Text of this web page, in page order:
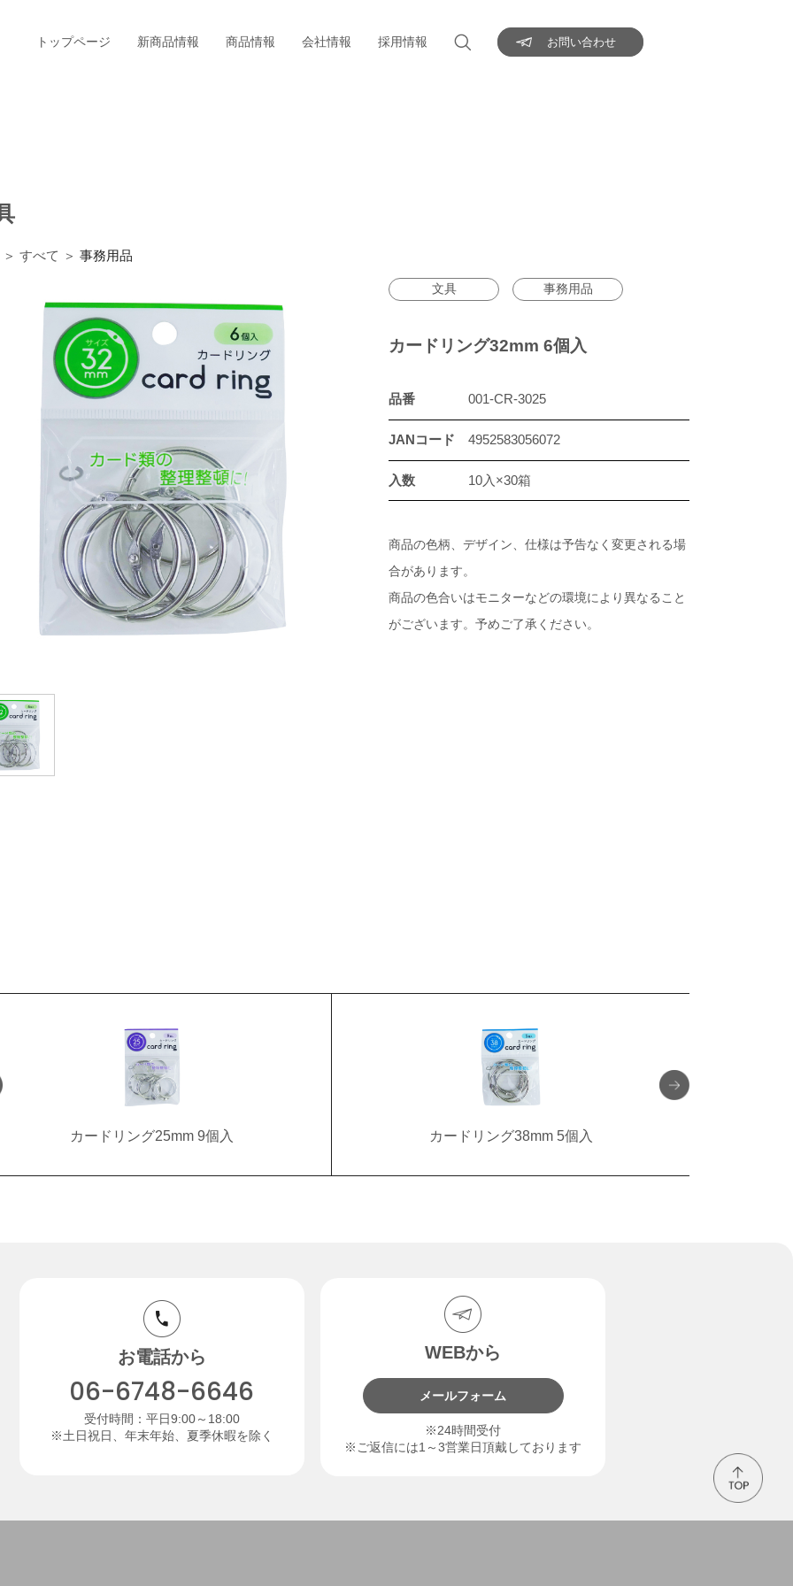
トップページ 新商品情報 商品情報 会社情報 採用情報 お問い合わせ
＞ すべて ＞ 事務用品
文具 事務用品
カードリング32mm 6個入
品番 001-CR-3025
JANコード 4952583056072
入数 10入×30箱
商品の色柄、デザイン、仕様は予告なく変更される場
合があります。
商品の色合いはモニターなどの環境により異なること
がございます。予めご了承ください。
カードリング25mm 9個入 カードリング38mm 5個入
お電話から
06-6748-6646
受付時間：平日9:00～18:00
※土日祝日、年末年始、夏季休暇を除く
WEBから
メールフォーム
※24時間受付
※ご返信には1～3営業日頂戴しております